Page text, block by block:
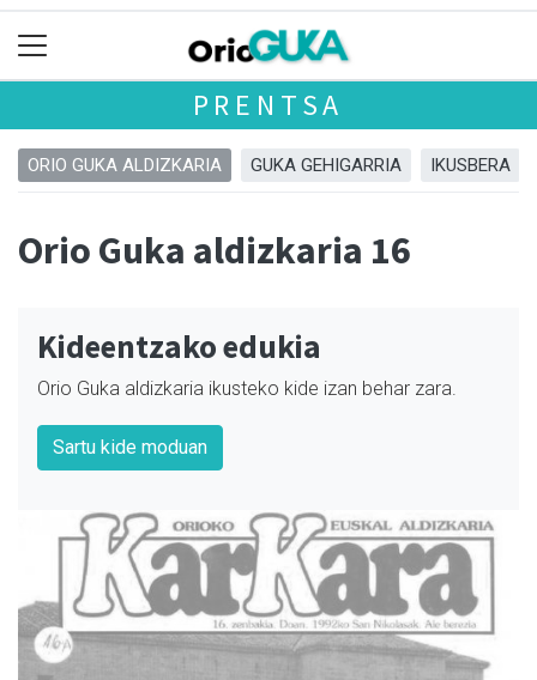
PRENTSA
ORIO GUKA ALDIZKARIA GUKA GEHIGARRIA IKUSBERA
Orio Guka aldizkaria 16
Kideentzako edukia
Orio Guka aldizkaria ikusteko kide izan behar zara.
Sartu kide moduan